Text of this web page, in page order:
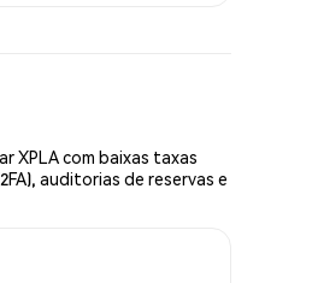
XPLA com baixas taxas
auditorias de reservas e